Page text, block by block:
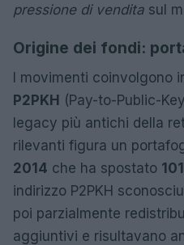
pressione di vendita sul
Origine dei fondi:
I movimenti coinvolgono
P2PKH (Pay-to-Public-
legacy più antichi della
rilevanti figura un
2014 che ha spostato
indirizzo P2PKH
poi parzialmente
aggiuntivi e risultavano